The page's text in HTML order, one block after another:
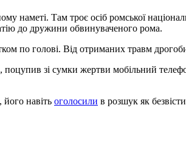
наметі. Там троє осіб ромської
до дружини обвинуваченого рома.
по голові. Від отриманих травм
зі сумки жертви мобільний
навіть оголосили в розшук як